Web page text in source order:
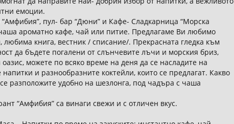
емоции.
пул- бар “Дюни” и Кафе- Сладкарница “Морска
ароматно кафе, чай или питие. Предлагаме Ви любимо
книга, вестник / списание/. Прекрасната гледка към
да бъдете погалени от слънчевите лъчи и морския бриз,
можете по всяко време на деня да се насладите на
и разнообразните коктейли, които се предлагат. Какво
разположите удобно на шезлонга, под чадъра с чаша
“Амфибия” са винаги свежи и с отличен вкус.